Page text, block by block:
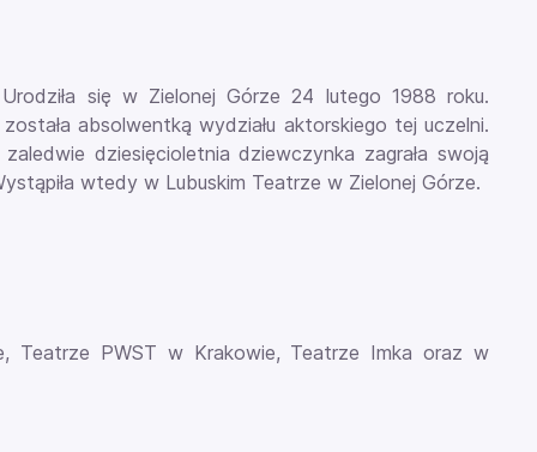
się w Zielonej Górze 24 lutego 1988 roku.
absolwentką wydziału aktorskiego tej uczelni.
dziesięcioletnia dziewczynka zagrała swoją
wtedy w Lubuskim Teatrze w Zielonej Górze.
Teatrze PWST w Krakowie, Teatrze Imka oraz w